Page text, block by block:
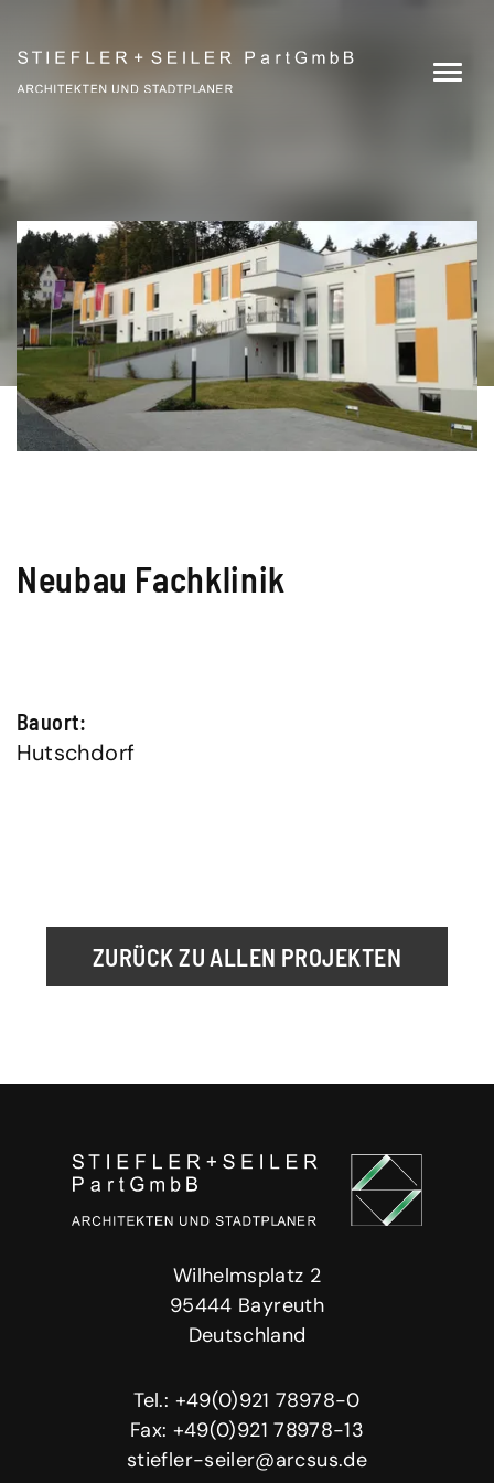
Neubau Fachklinik
Bauort:
Hutschdorf
ZURÜCK ZU ALLEN PROJEKTEN
Wilhelmsplatz 2
95444 Bayreuth
Deutschland
Tel.: +49(0)921 78978-0
Fax: +49(0)921 78978-13
stiefler-seiler@arcsus.de